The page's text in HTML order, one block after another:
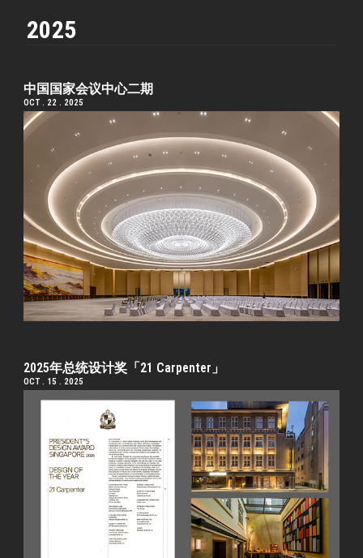
2025
中国国家会议中心二期
OCT . 22 . 2025
2025年总统设计奖「21 Carpenter」
OCT . 15 . 2025